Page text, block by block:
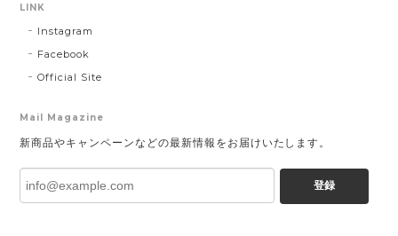
LINK
Instagram
Facebook
Official Site
Mail Magazine
新商品やキャンペーンなどの最新情報をお届けいたします。
登録